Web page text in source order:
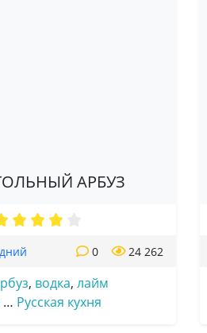
АРБУЗ
24 262
0
, водка, лайм
… Русская кухня